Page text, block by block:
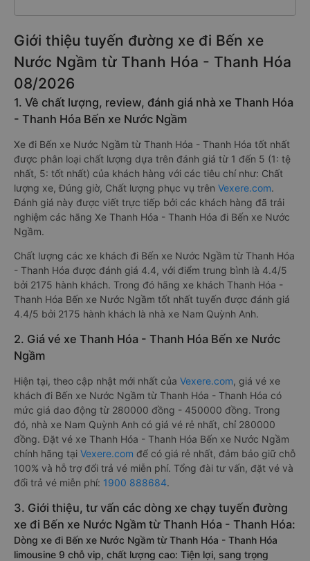
Giới thiệu tuyến đường xe đi Bến xe
Nước Ngầm từ Thanh Hóa - Thanh Hóa
08/2026
1. Về chất lượng, review, đánh giá nhà xe Thanh Hóa
- Thanh Hóa Bến xe Nước Ngầm
Xe đi Bến xe Nước Ngầm từ Thanh Hóa - Thanh Hóa tốt nhất
được phân loại chất lượng dựa trên đánh giá từ 1 đến 5 (1: tệ
nhất, 5: tốt nhất) của khách hàng với các tiêu chí như: Chất
lượng xe, Đúng giờ, Chất lượng phục vụ trên Vexere.com.
Đánh giá này được viết trực tiếp bởi các khách hàng đã trải
nghiệm các hãng Xe Thanh Hóa - Thanh Hóa đi Bến xe Nước
Ngầm.
Chất lượng các xe khách đi Bến xe Nước Ngầm từ Thanh Hóa
- Thanh Hóa được đánh giá 4.4, với điểm trung bình là 4.4/5
bởi 2175 hành khách. Trong đó hãng xe khách Thanh Hóa -
Thanh Hóa Bến xe Nước Ngầm tốt nhất tuyến được đánh giá
4.4/5 bởi 2175 hành khách là nhà xe Nam Quỳnh Anh.
2. Giá vé xe Thanh Hóa - Thanh Hóa Bến xe Nước
Ngầm
Hiện tại, theo cập nhật mới nhất của Vexere.com, giá vé xe
khách đi Bến xe Nước Ngầm từ Thanh Hóa - Thanh Hóa có
mức giá dao động từ 280000 đồng - 450000 đồng. Trong
đó, nhà xe Nam Quỳnh Anh có giá vé rẻ nhất, chỉ 280000
đồng. Đặt vé xe Thanh Hóa - Thanh Hóa Bến xe Nước Ngầm
chính hãng tại Vexere.com để có giá rẻ nhất, đảm bảo giữ chỗ
100% và hỗ trợ đổi trả vé miễn phí. Tổng đài tư vấn, đặt vé và
đổi trả vé miễn phí: 1900 888684.
3. Giới thiệu, tư vấn các dòng xe chạy tuyến đường
xe đi Bến xe Nước Ngầm từ Thanh Hóa - Thanh Hóa:
Dòng xe đi Bến xe Nước Ngầm từ Thanh Hóa - Thanh Hóa
limousine 9 chỗ vip, chất lượng cao: Tiện lợi, sang trọng